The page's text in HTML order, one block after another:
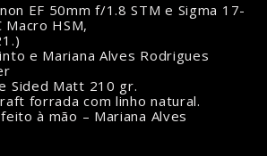
EF 50mm f/1.8 STM e Sigma 17-
Macro HSM,
e Mariana Alves Rodrigues
Sided Matt 210 gr.
forrada com linho natural.
à mão – Mariana Alves